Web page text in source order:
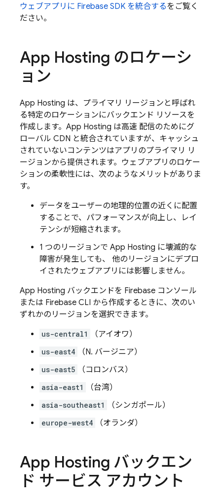
ウェブアプリに Firebase SDK を統合するをご覧く
ださい。
App Hosting のロケーシ
ョン
App Hosting は、プライマリ リージョンと呼ばれ
る特定のロケーションにバックエンド リソースを
作成します。 App Hosting は高速 配信のためにグ
ローバル CDN と統合されていますが、キャッシュ
されていないコンテンツはアプリのプライマリ リ
ージョンから提供されます。ウェブアプリのロケー
ションの柔軟性には、次のようなメリットがありま
す。
データをユーザーの地理的位置の近くに配置
することで、パフォーマンスが向上し、レイ
テンシが短縮されます。
1 つのリージョンで App Hosting に壊滅的な
障害が発生しても、 他のリージョンにデプロ
イされたウェブアプリには影響しません。
App Hosting バックエンドを Firebase コンソール
または Firebase CLI から作成するときに、次のい
ずれかのリージョンを選択できます。
us-central1 （アイオワ）
us-east4 （N. バージニア）
us-east5 （コロンバス）
asia-east1 （台湾）
asia-southeast1 （シンガポール）
europe-west4 （オランダ）
App Hosting バックエン
ド サービス アカウント